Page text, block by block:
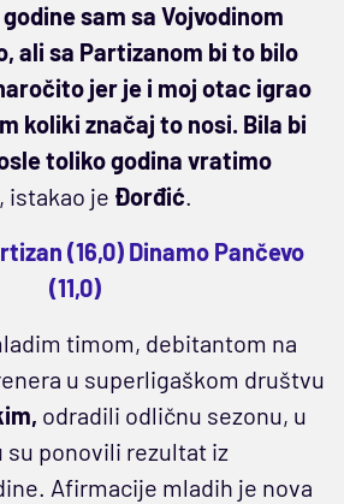
sam sa Vojvodinom
ali sa Partizanom bi to bilo
jer je i moj otac igrao
koliki značaj to nosi. Bila bi
toliko godina vratimo
istakao je Đorđić.
(16,0) Dinamo Pančevo
(11,0)
timom, debitantom na
u superligaškom društvu
odradili odličnu sezonu, u
su ponovili rezultat iz
Afirmacije mladih je nova